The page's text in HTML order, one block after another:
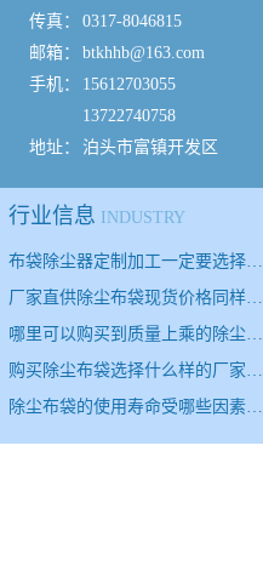
传真：
0317-8046815
邮箱：
btkhhb@163.com
手机：
15612703055
13722740758
地址：
泊头市富镇开发区
行业信息 INDUSTRY
布袋除尘器定制加工一定要选择…
厂家直供除尘布袋现货价格同样…
哪里可以购买到质量上乘的除尘…
购买除尘布袋选择什么样的厂家…
除尘布袋的使用寿命受哪些因素…